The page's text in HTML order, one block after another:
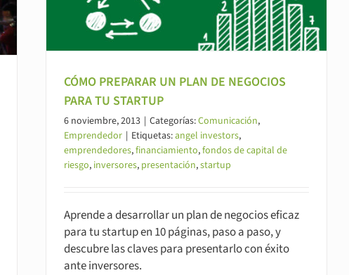
CÓMO PREPARAR UN PLAN DE NEGOCIOS
PARA TU STARTUP
6 noviembre, 2013 | Categorías:Comunicación,
Emprendedor | Etiquetas:angel investors,
emprendedores,financiamiento,fondos de capital de
riesgo, inversores, presentación,startup
Aprende a desarrollar un plan de negocios eficaz
para tu startup en 10 páginas, paso a paso, y
descubre las claves para presentarlo con éxito
ante inversores.